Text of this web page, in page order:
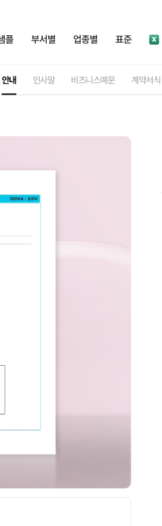
플 부서별 업종별 표준
안내 인사말 비즈니스예문 계약서식